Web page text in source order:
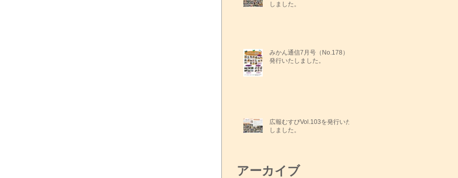
しました。
みかん通信7月号（No.178）を
発行いたしました。
広報むすびVol.103を発行いた
しました。
アーカイブ